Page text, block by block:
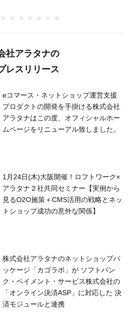
社アラタナの
レスリリース
eコマース・ネットショップ運営支援
プロダクトの開発を手掛ける株式会社
アラタナはこの度、オフィシャルホー
ムページをリニューアル致しました。
1月24日(木)大阪開催！ロフトワーク×
アラタナ２社共同セミナー【実例から
見るO2O施策＋CMS活用の戦略とネッ
トショップ成功の意外な関係】
株式会社アラタナのネットショップパ
ッケージ「カゴラボ」が ソフトバン
ク・ペイメント・サービス株式会社の
「オンライン決済ASP」に対応した 決
済モジュールと連携